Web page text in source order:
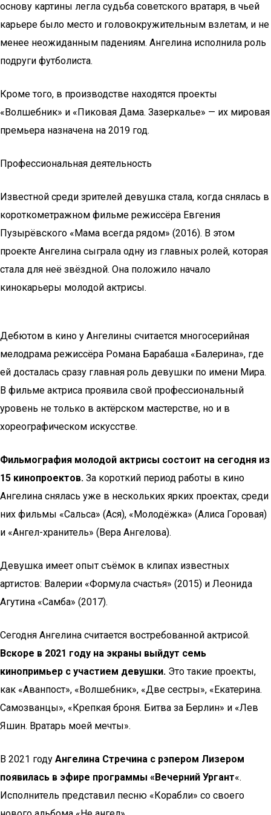
основу картины легла судьба советского вратаря, в чьей
карьере было место и головокружительным взлетам, и не
менее неожиданным падениям. Ангелина исполнила роль
подруги футболиста.
Кроме того, в производстве находятся проекты
«Волшебник» и «Пиковая Дама. Зазеркалье» — их мировая
премьера назначена на 2019 год.
Профессиональная деятельность
Известной среди зрителей девушка стала, когда снялась в
короткометражном фильме режиссёра Евгения
Пузырёвского «Мама всегда рядом» (2016). В этом
проекте Ангелина сыграла одну из главных ролей, которая
стала для неё звёздной. Она положило начало
кинокарьеры молодой актрисы.
Дебютом в кино у Ангелины считается многосерийная
мелодрама режиссёра Романа Барабаша «Балерина», где
ей досталась сразу главная роль девушки по имени Мира.
В фильме актриса проявила свой профессиональный
уровень не только в актёрском мастерстве, но и в
хореографическом искусстве.
Фильмография молодой актрисы состоит на сегодня из
15 кинопроектов. За короткий период работы в кино
Ангелина снялась уже в нескольких ярких проектах, среди
них фильмы «Сальса» (Ася), «Молодёжка» (Алиса Горовая)
и «Ангел-хранитель» (Вера Ангелова).
Девушка имеет опыт съёмок в клипах известных
артистов: Валерии «Формула счастья» (2015) и Леонида
Агутина «Самба» (2017).
Сегодня Ангелина считается востребованной актрисой.
Вскоре в 2021 году на экраны выйдут семь
кинопримьер с участием девушки. Это такие проекты,
как «Аванпост», «Волшебник», «Две сестры», «Екатерина.
Самозванцы», «Крепкая броня. Битва за Берлин» и «Лев
Яшин. Вратарь моей мечты».
В 2021 году Ангелина Стречина с рэпером Лизером
появилась в эфире программы «Вечерний Ургант«.
Исполнитель представил песню «Корабли» со своего